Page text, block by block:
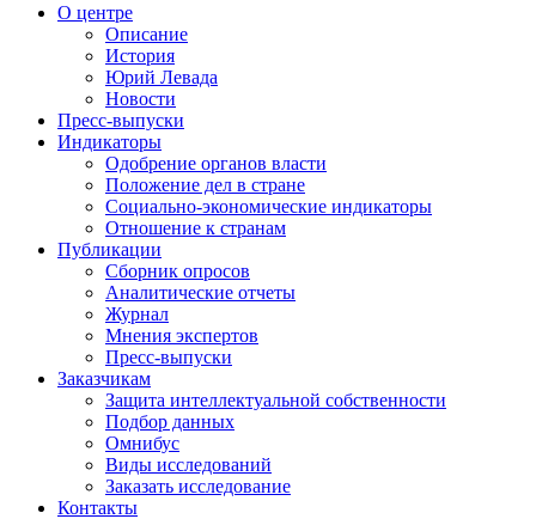
О центре
Описание
История
Юрий Левада
Новости
Пресс-выпуски
Индикаторы
Одобрение органов власти
Положение дел в стране
Социально-экономические индикаторы
Отношение к странам
Публикации
Сборник опросов
Аналитические отчеты
Журнал
Мнения экспертов
Пресс-выпуски
Заказчикам
Защита интеллектуальной собственности
Подбор данных
Омнибус
Виды исследований
Заказать исследование
Контакты